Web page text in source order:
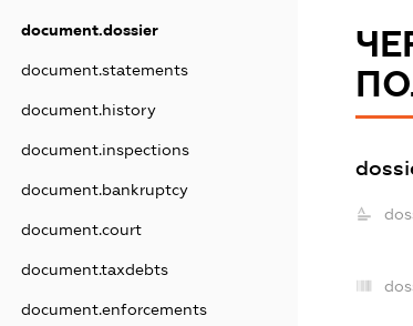
document.dossier
document.statements
document.history
document.inspections
document.bankruptcy
document.court
document.taxdebts
document.enforcements